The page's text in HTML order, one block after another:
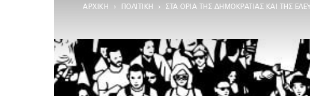
ΑΡΧΙΚΉ ΠΟΛΙΤΙΚΉ ΣΤΑ ΌΡΙΑ ΤΗΣ ΔΗΜΟΚΡΑΤΊΑΣ ΚΑΙ ΤΗΣ